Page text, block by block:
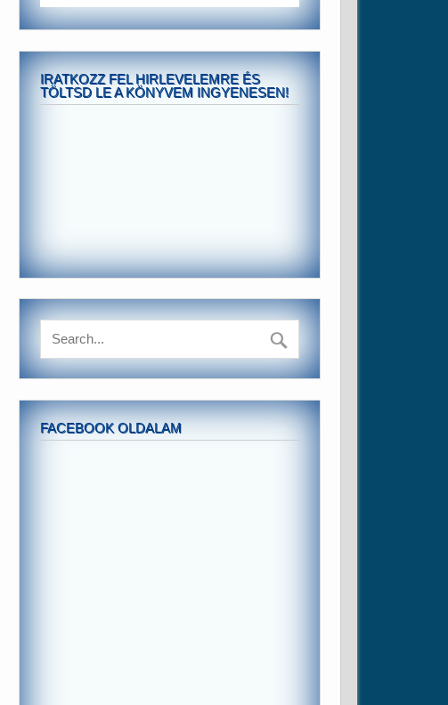
IRATKOZZ FEL HIRLEVELEMRE ÉS
TÖLTSD LE A KÖNYVEM INGYENESEN!
FACEBOOK OLDALAM